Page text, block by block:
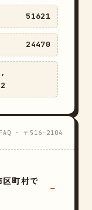
51621
24470
FAQ · 〒516-2104
町村で